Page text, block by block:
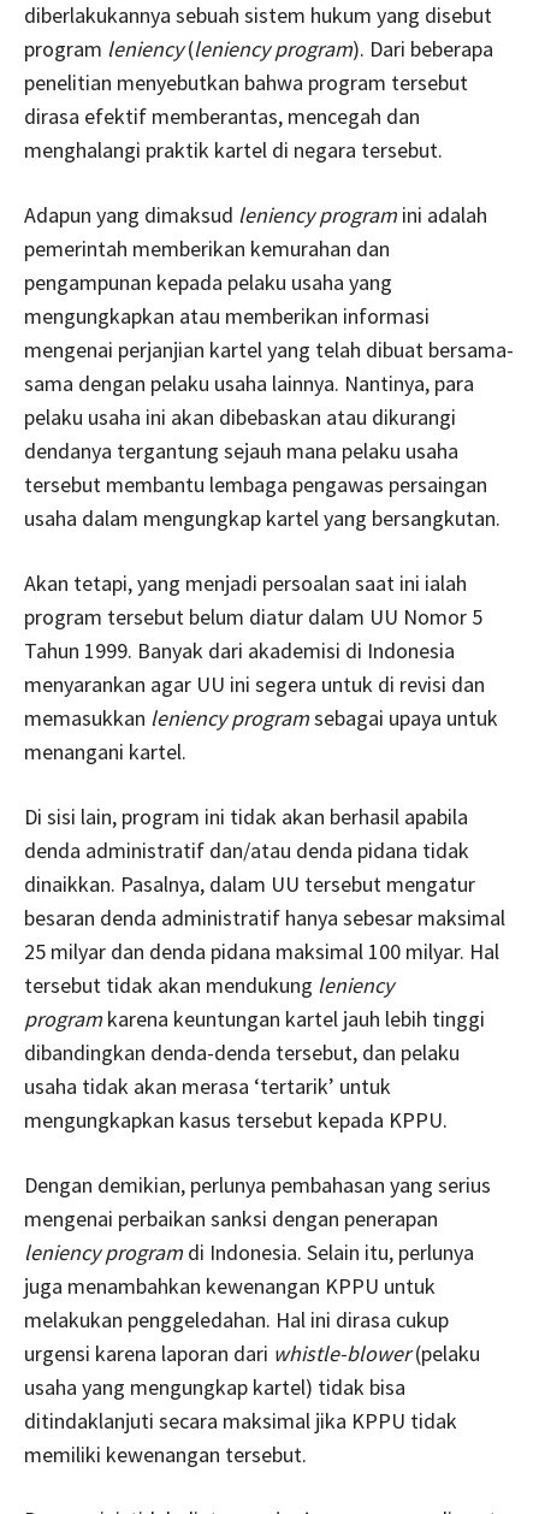
diberlakukannya sebuah sistem hukum yang disebut
program leniency(leniency program). Dari beberapa
penelitian menyebutkan bahwa program tersebut
dirasa efektif memberantas, mencegah dan
menghalangi praktik kartel di negara tersebut.
Adapun yang dimaksud leniency program ini adalah
pemerintah memberikan kemurahan dan
pengampunan kepada pelaku usaha yang
mengungkapkan atau memberikan informasi
mengenai perjanjian kartel yang telah dibuat bersama-
sama dengan pelaku usaha lainnya. Nantinya, para
pelaku usaha ini akan dibebaskan atau dikurangi
dendanya tergantung sejauh mana pelaku usaha
tersebut membantu lembaga pengawas persaingan
usaha dalam mengungkap kartel yang bersangkutan.
Akan tetapi, yang menjadi persoalan saat ini ialah
program tersebut belum diatur dalam UU Nomor 5
Tahun 1999. Banyak dari akademisi di Indonesia
menyarankan agar UU ini segera untuk di revisi dan
memasukkan leniency programsebagai upaya untuk
menangani kartel.
Di sisi lain, program ini tidak akan berhasil apabila
denda administratif dan/atau denda pidana tidak
dinaikkan. Pasalnya, dalam UU tersebut mengatur
besaran denda administratif hanya sebesar maksimal
25 milyar dan denda pidana maksimal 100 milyar. Hal
tersebut tidak akan mendukung leniency
program karena keuntungan kartel jauh lebih tinggi
dibandingkan denda-denda tersebut, dan pelaku
usaha tidak akan merasa ‘tertarik’ untuk
mengungkapkan kasus tersebut kepada KPPU.
Dengan demikian, perlunya pembahasan yang serius
mengenai perbaikan sanksi dengan penerapan
leniency program di Indonesia. Selain itu, perlunya
juga menambahkan kewenangan KPPU untuk
melakukan penggeledahan. Hal ini dirasa cukup
urgensi karena laporan dari whistle-blower(pelaku
usaha yang mengungkap kartel) tidak bisa
ditindaklanjuti secara maksimal jika KPPU tidak
memiliki kewenangan tersebut.